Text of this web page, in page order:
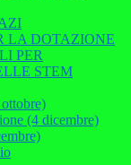
LA DOTAZIONE
PER
STEM
(4 dicembre)